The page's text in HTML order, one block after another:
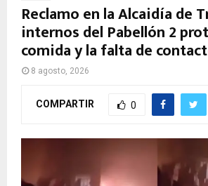
Reclamo en la Alcaidía de
internos del Pabellón 2
comida y la falta de
8 agosto, 2026
COMPARTIR 0